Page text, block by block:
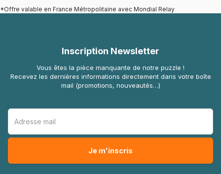
*Offre valable en France Métropolitaine avec Mondial Relay
Inscription Newsletter
Vous êtes la pièce manquante de notre puzzle !
Recevez les dernières informations directement dans votre boîte
mail (promotions, nouveautés…)